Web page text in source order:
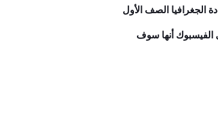
الصف الأول
أنها سوف